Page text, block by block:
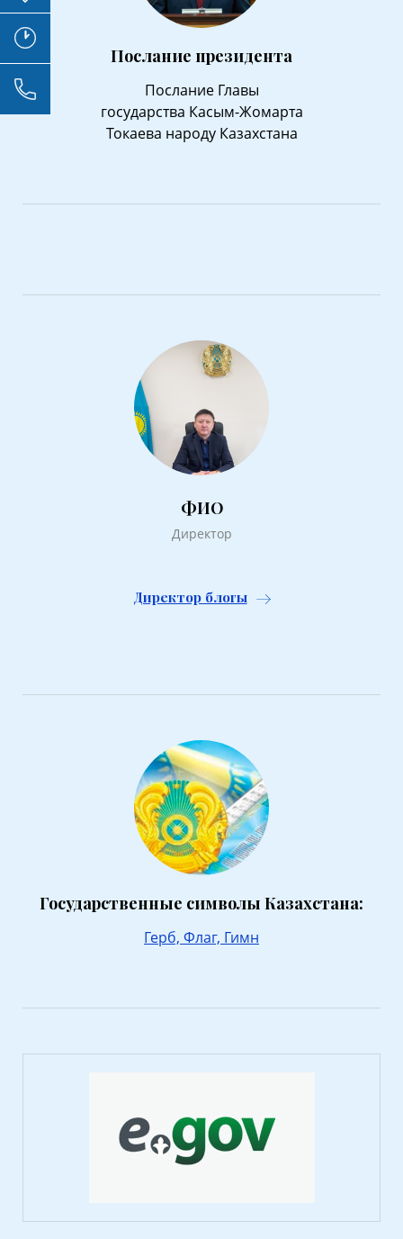
Послание президента
Послание Главы
государства Касым-Жомарта
Токаева народу Казахстана
ФИО
Директор
Директор блогы
Государственные символы Казахстана:
Герб, Флаг, Гимн